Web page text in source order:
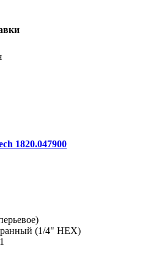
1820.047900
(1/4" HEX)
1